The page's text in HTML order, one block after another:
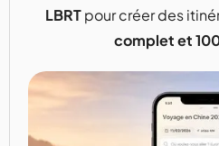
LBRTpour créer des
complet et